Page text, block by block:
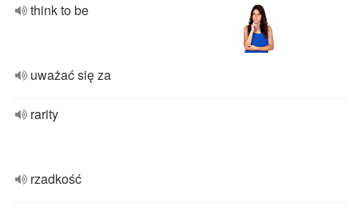
think to be
uważać się za
rarity
rzadkość